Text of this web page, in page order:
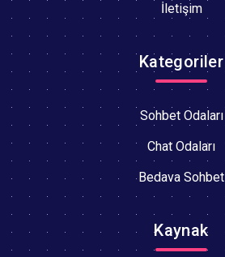
İletişim
Kategoriler
Sohbet Odaları
Chat Odaları
Bedava Sohbet
Kaynak